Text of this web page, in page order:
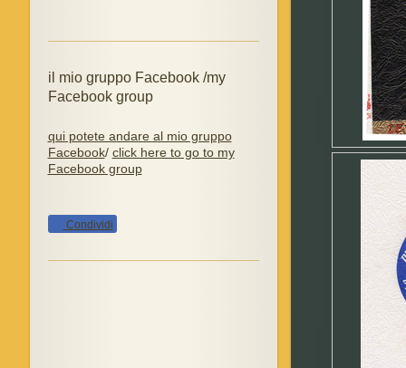
il mio gruppo Facebook /my
Facebook group
qui potete andare al mio gruppo
Facebook/ click here to go to my
Facebook group
Condividi